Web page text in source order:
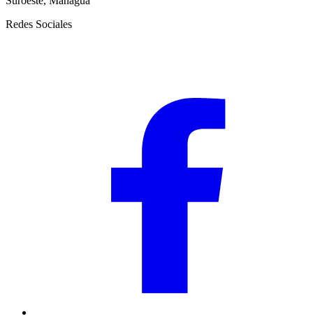
Redes Sociales